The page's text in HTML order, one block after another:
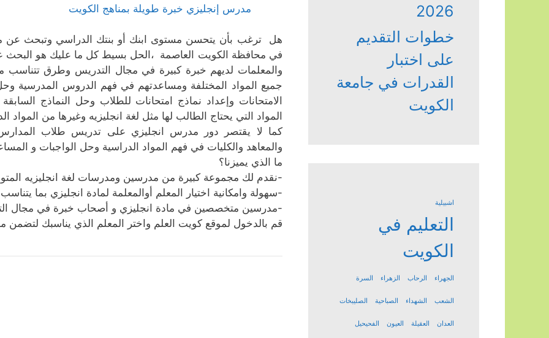
مدرس إنجليزي خبرة طويلة بمناهج الكويت
هل ترغب بأن يتحسن مستوى ابنك أو بنتك الدراسي وتبحث عن
في محافظة الكويت العاصمة ،الحل بسيط كل ما عليك هو البحث
والمعلمات لديهم خبرة كبيرة في مجال التدريس وطرق تتناسب
جميع المواد المختلفة ومساعدتهم في فهم الدروس المدرسية
الامتحانات وإعداد نماذج امتحانات للطلاب وحل النماذج
المواد التي يحتاج الطالب لها مثل لغة انجليزيه وغيرها من المواد
كما لا يقتصر دور مدرس انجليزي على تدريس طلاب
والمعاهد والكليات في فهم المواد الدراسية وحل الواجبات و
ما الذي يميزنا؟
-نقدم لك مجموعة كبيرة من مدرسين ومدرسات لغة انجليزيه
-سهولة وامكانية اختيار المعلم أوالمعلمة لمادة انجليزي بما
-مدرسين متخصصين في مادة انجليزي و أصحاب خبرة في مجال
قم بالدخول لموقع كويت العلم واختر المعلم الذي يناسبك لتضمن
2026
خطوات التقديم
على اختبار
القدرات في جامعة
الكويت
اشبيلية
التعليم في
الكويت
الجهراء الرحاب الزهراء السرة
الشعب الشهداء الصباحية الصليبخات
العدان العقيلة العيون الفحيحيل